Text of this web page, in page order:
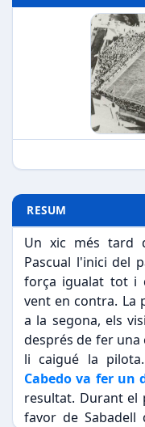
RESUM
Un xic més tard
Pascual l'inici del
força igualat tot i
vent en contra. La
a la segona, els
després de fer una
li caigué la
Cabedo va fer un
resultat. Durant el
favor de